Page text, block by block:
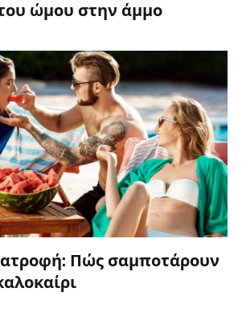
ώμου στην άμμο
Πώς σαμποτάρουν